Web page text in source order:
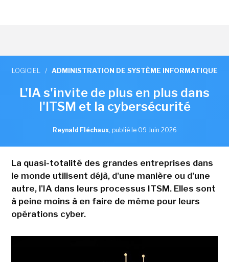
LOGICIEL / ADMINISTRATION DE SYSTÈME INFORMATIQUE
L'IA s'invite de plus en plus dans
l'ITSM et la cybersécurité
Reynald Fléchaux, publié le 09 Juin 2026
La quasi-totalité des grandes entreprises dans
le monde utilisent déjà, d'une manière ou d'une
autre, l'IA dans leurs processus ITSM. Elles sont
à peine moins à en faire de même pour leurs
opérations cyber.